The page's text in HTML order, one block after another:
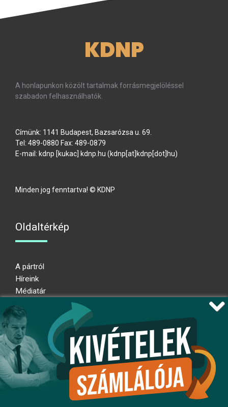
KDNP
A honlapunkon közölt tartalmak forrásmegjelöléssel
szabadon felhasználhatók.
Címünk: 1141 Budapest, Bazsarózsa u. 69.
Tel: 489-0880 Fax: 489-0879
E-mail: kdnp [kukac] kdnp hu (kdnp[at]kdnp[dot]hu)
Minden jog fenntartva! © KDNP
Oldaltérkép
A pártról
Híreink
Médiatár
Adatkezelési nyilatkozat
Átláthatósági nyilatkozat
Ugrás az oldal tetejére
Kövessen minket!